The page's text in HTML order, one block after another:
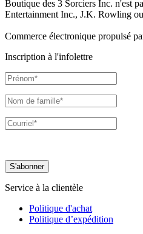
Boutique des 3 Sorciers Inc. n'est
Entertainment Inc., J.K. Rowling ou
Commerce électronique propulsé
Inscription à l'infolettre
Service à la clientèle
Politique d'achat
Politique d’expédition